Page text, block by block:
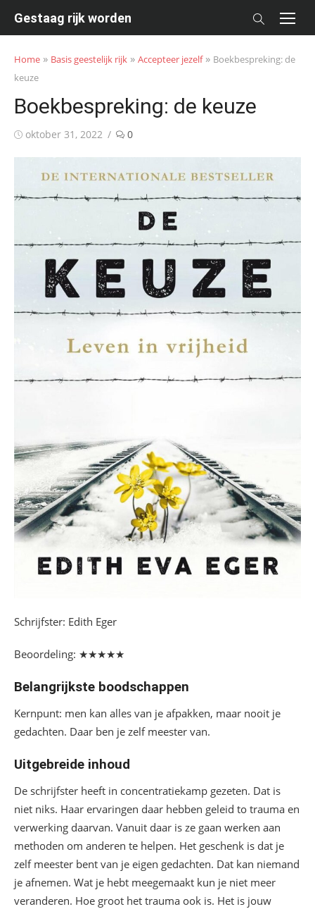
Gestaag rijk worden
Home » Basis geestelijk rijk » Accepteer jezelf» Boekbespreking: de
keuze
Boekbespreking: de keuze
Posted
oktober 31, 2022 0
Schrijfster: Edith Eger
Beoordeling: ★★★★★
Belangrijkste boodschappen
Kernpunt: men kan alles van je afpakken, maar nooit je
gedachten. Daar ben je zelf meester van.
Uitgebreide inhoud
De schrijfster heeft in concentratiekamp gezeten. Dat is
niet niks. Haar ervaringen daar hebben geleid to trauma en
verwerking daarvan. Vanuit daar is ze gaan werken aan
methoden om anderen te helpen. Het geschenk is dat je
zelf meester bent van je eigen gedachten. Dat kan niemand
je afnemen. Wat je hebt meegemaakt kun je niet meer
veranderen. Hoe groot het trauma ook is. Het is jouw